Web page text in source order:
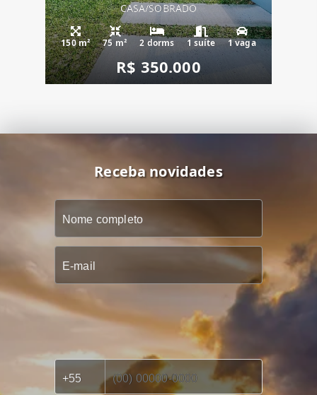
CASA/SOBRADO
150 m² 75 m² 2 dorms 1 suíte 1 vaga
R$ 350.000
Receba novidades